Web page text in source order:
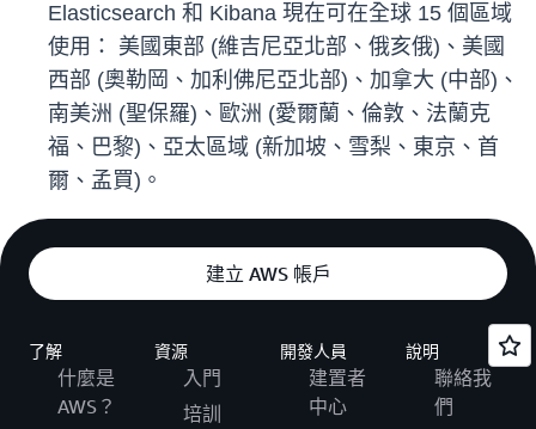
Elasticsearch 和 Kibana 現在可在全球 15 個區域
使用： 美國東部 (維吉尼亞北部、俄亥俄)、美國
西部 (奧勒岡、加利佛尼亞北部)、加拿大 (中部)、
南美洲 (聖保羅)、歐洲 (愛爾蘭、倫敦、法蘭克
福、巴黎)、亞太區域 (新加坡、雪梨、東京、首
爾、孟買)。
建立 AWS 帳戶
了解
什麼是
AWS？
資源
入門
培訓
開發人員
建置者
中心
說明
聯絡我
們